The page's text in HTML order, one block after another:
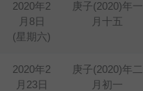
2020年2
月8日
(星期六)
庚子(2020)年一
月十五
2020年2
月23日
庚子(2020)年二
月初一